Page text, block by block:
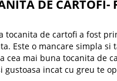
DE CARTOFI-
tocanita de cartofi a fost
Este o mancare simpla si
cea mai buna tocanita de
gustoasa incat cu greu te